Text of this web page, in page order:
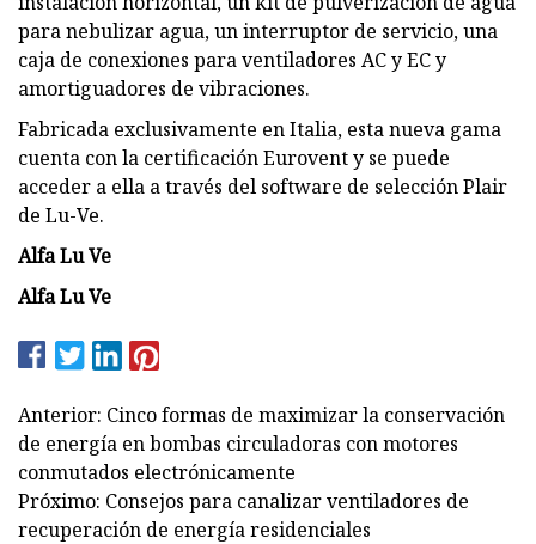
para nebulizar agua, un interruptor de servicio, una
caja de conexiones para ventiladores AC y EC y
amortiguadores de vibraciones.
Fabricada exclusivamente en Italia, esta nueva gama
cuenta con la certificación Eurovent y se puede
acceder a ella a través del software de selección Plair
de Lu-Ve.
Alfa Lu Ve
Alfa Lu Ve
Anterior: Cinco formas de maximizar la conservación
de energía en bombas circuladoras con motores
conmutados electrónicamente
Próximo: Consejos para canalizar ventiladores de
recuperación de energía residenciales